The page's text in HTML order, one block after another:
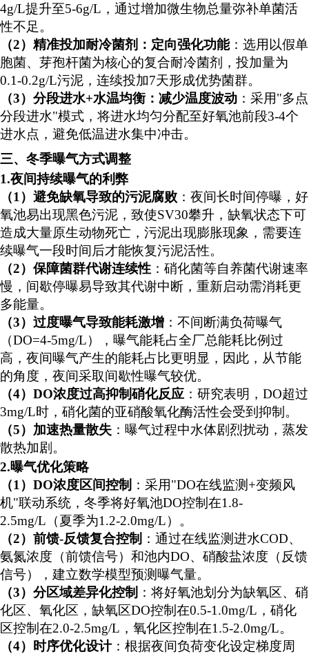
4g/L提升至5-6g/L，通过增加微生物总量弥补单菌活
性不足。
（2） 精准投加耐冷菌剂：定向强化功能：选用以假单
胞菌、芽孢杆菌为核心的复合耐冷菌剂，投加量为
0.1-0.2g/L污泥，连续投加7天形成优势菌群。
（3） 分段进水+水温均衡：减少温度波动 ：采用"多点
分段进水"模式，将进水均匀分配至好氧池前段3-4个
进水点，避免低温进水集中冲击。
三、冬季曝气方式调整
1.夜间持续曝气的利弊
（1）避免缺氧导致的污泥腐败 ：夜间长时间停曝，好
氧池易出现黑色污泥， 致使SV30攀升 ， 缺氧状态下可
造成大量原生动物死亡， 污泥出现膨胀现象，需要连
续曝气一段时间后才能恢复污泥活性。
（2） 保障菌群代谢连续性 ：硝化菌等自养菌代谢速率
慢，间歇停曝易导致其代谢中断，重新启动需消耗更
多能量。
（3） 过度曝气导致能耗激增 ： 不间断满负荷曝气
（DO=4-5mg/L），曝气能耗占全厂总能耗比例过
高 ，夜间曝气产生的能耗占比更明显 ， 因此，从节能
的角度，夜间采取间歇性曝气较优。
（4） DO浓度过高抑制硝化反应 ：研究表明， DO超过
3mg/L时，硝化菌的亚硝酸氧化酶活性会受到抑制。
（5） 加速热量散失 ：曝气过程中水体剧烈扰动，蒸发
散热加剧。
2.曝气优化策略
（1）DO浓度区间控制 ：采用"DO在线监测 +变频风
机"联动系统，冬季将好氧池DO控制在1.8-
2.5mg/L（夏季为1.2-2.0mg/L）。
（2） 前馈-反馈复合控制 ：通过在线监测进水COD、
氨氮浓度（前馈信号）和池内DO、硝酸盐浓度（反馈
信号），建立数学模型预测曝气量。
（3） 分区域差异化控制 ：将好氧池划分为缺氧区、硝
化区、氧化区，缺氧区DO控制在0.5-1.0mg/L，硝化
区控制在2.0-2.5mg/L，氧化区控制在1.5-2.0mg/L。
（4） 时序优化设计：根据夜间负荷变化设定梯度周